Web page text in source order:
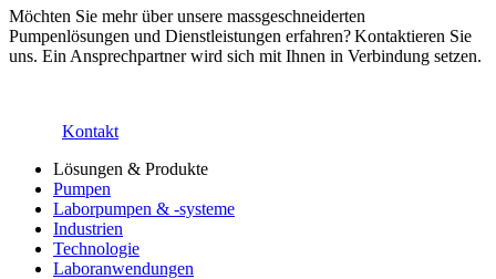
Möchten Sie mehr über unsere massgeschneiderten
Pumpenlösungen und Dienstleistungen erfahren? Kontaktieren Sie
uns. Ein Ansprechpartner wird sich mit Ihnen in Verbindung setzen.
Kontakt
Lösungen & Produkte
Pumpen
Laborpumpen & -systeme
Industrien
Technologie
Laboranwendungen